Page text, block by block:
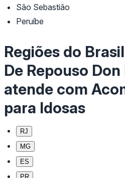
São Sebastião
Peruíbe
Regiões do
De Repouso
atende com
para Idosas
RJ
MG
ES